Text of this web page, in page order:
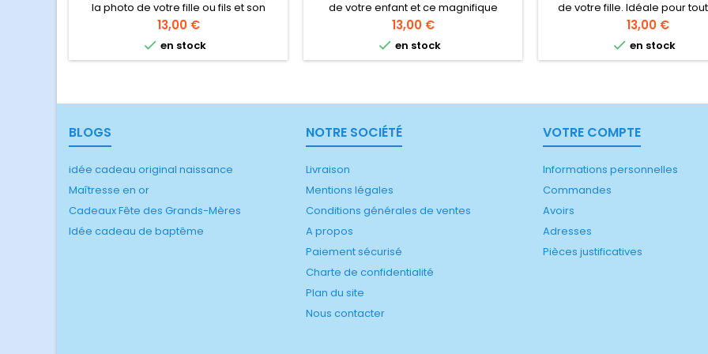
la photo de votre fille ou fils et son
prénom. Vous pouvez personnaliser la
gourde avec le dessin animé préféré
de votre enfant, un sportif, artiste...
Gourde idéale pour l'école, le sport et
Prix
13,00 €
 en stock
de votre enfant et ce magnifique
cheval blanc Gourde en onox 50 cl,
idéale pour les activités sportives ou à
l'école
Prix
13,00 €
 en stock
de votre fille. Idéale pour
petites judokas ou karatékas
isotherme en inox 50 cl.
les entraînements ou
son sport préféré
Prix
13,00 €
 en stock
BLOGS
idée cadeau original naissance
Maîtresse en or
Cadeaux Fête des Grands-Mères
Idée cadeau de baptême
NOTRE SOCIÉTÉ
Livraison
Mentions légales
Conditions générales de ventes
A propos
Paiement sécurisé
Charte de confidentialité
Plan du site
Nous contacter
VOTRE COMPTE
Informations personnelles
Commandes
Avoirs
Adresses
Pièces justificatives